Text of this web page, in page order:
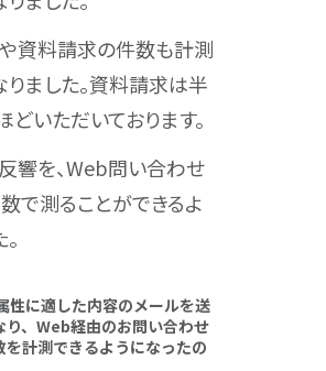
資料請求の件数も計測
りました。資料請求は半
いただいております。
響を、Web問い合わせ
で測ることができるよ
性に適した内容のメールを送
り、Web経由のお問い合わせ
計測できるようになったの